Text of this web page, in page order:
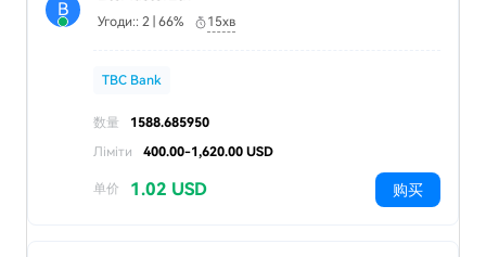
B
Угоди:: 2 | 66% 15хв
TBC Bank
数量
1588.685950
Ліміти
400.00-1,620.00 USD
单价 1.02 USD 购买